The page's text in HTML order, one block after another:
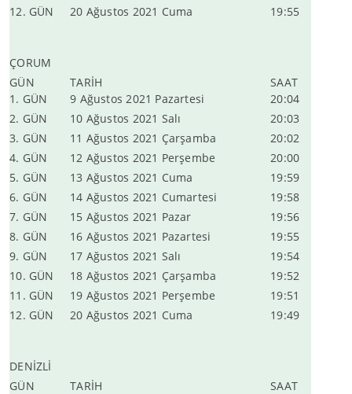
12. GÜN
20 Ağustos 2021 Cuma 19:55
ÇORUM
GÜN
TARİH
SAAT
1. GÜN
9 Ağustos 2021 Pazartesi
20:04
2. GÜN
10 Ağustos 2021 Salı
20:03
3. GÜN
11 Ağustos 2021 Çarşamba
20:02
4. GÜN
12 Ağustos 2021 Perşembe
20:00
5. GÜN
13 Ağustos 2021 Cuma
19:59
6. GÜN
14 Ağustos 2021 Cumartesi
19:58
7. GÜN
15 Ağustos 2021 Pazar
19:56
8. GÜN
16 Ağustos 2021 Pazartesi
19:55
9. GÜN
17 Ağustos 2021 Salı
19:54
10. GÜN
18 Ağustos 2021 Çarşamba
19:52
11. GÜN
19 Ağustos 2021 Perşembe
19:51
12. GÜN
20 Ağustos 2021 Cuma 19:49
DENİZLİ
GÜN
TARİH
SAAT